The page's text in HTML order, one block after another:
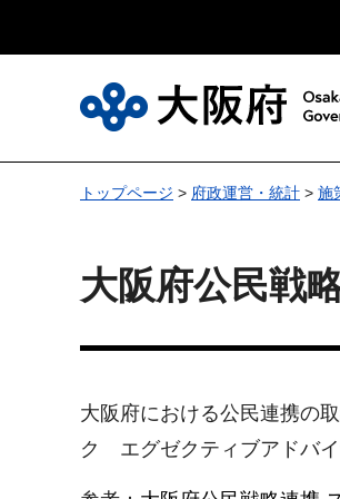
トップページ > 府政運営・統計 > 施
大阪府公民戦
大阪府における公民連携の
ク エグゼクティブアドバ